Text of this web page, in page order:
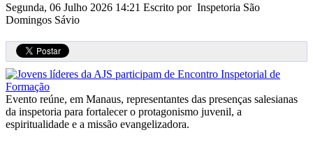
Segunda, 06 Julho 2026 14:21 Escrito por Inspetoria São
Domingos Sávio
Evento reúne, em Manaus, representantes das presenças salesianas
da inspetoria para fortalecer o protagonismo juvenil, a
espiritualidade e a missão evangelizadora.